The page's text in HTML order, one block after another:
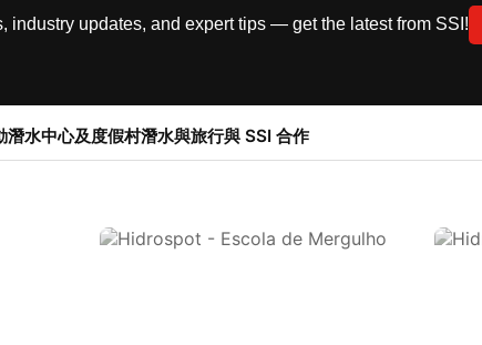
updates, and expert tips — get the latest from SSI!
潛水中心及度假村潛水與旅行與 SSI 合作